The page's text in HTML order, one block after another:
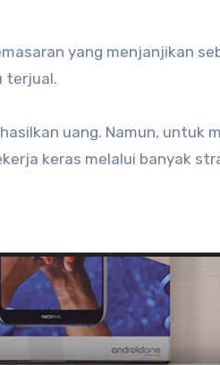
yang menjanjikan
terjual.
uang. Namun, untuk
keras melalui banyak